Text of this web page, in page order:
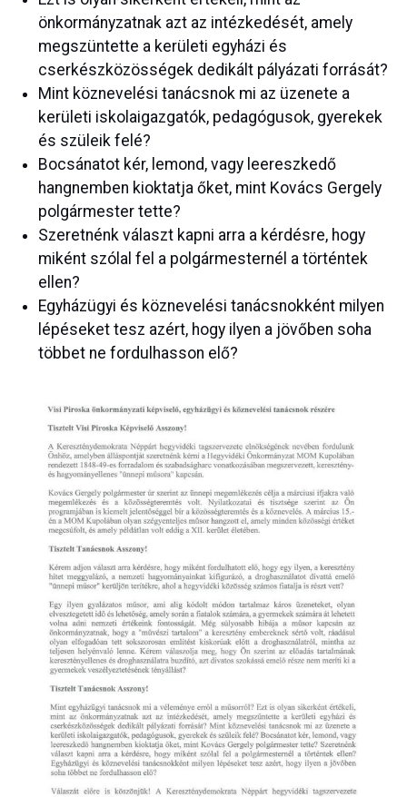
önkormányzatnak azt az intézkedését, amely
megszüntette a kerületi egyházi és
cserkészközösségek dedikált pályázati forrását?
Mint köznevelési tanácsnok mi az üzenete a
kerületi iskolaigazgatók, pedagógusok, gyerekek
és szüleik felé?
Bocsánatot kér, lemond, vagy leereszkedő
hangnemben kioktatja őket, mint Kovács Gergely
polgármester tette?
Szeretnénk választ kapni arra a kérdésre, hogy
miként szólal fel a polgármesternél a történtek
ellen?
Egyházügyi és köznevelési tanácsnokként milyen
lépéseket tesz azért, hogy ilyen a jövőben soha
többet ne fordulhasson elő?